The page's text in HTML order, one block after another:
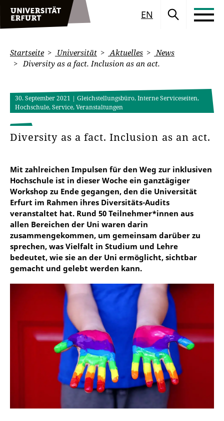
EN
Startseite Universität Aktuelles
News
Diversity as a fact. Inclusion as an act.
30. September 2021 | Gleichstellungsbüro, Interne Serviceseiten,
Hochschule, Service, Veranstaltungen
Diversity as a fact. Inclusion as an act.
Mit zahlreichen Impulsen für den Weg zur inklusiven
Hochschule ist in dieser Woche ein ganztägiger
Workshop zu Ende gegangen, den die Universität
Erfurt im Rahmen ihres Diversitäts-Audits
veranstaltet hat. Rund 50 Teilnehmer*innen aus
allen Bereichen der Uni waren darin
zusammengekommen, um gemeinsam darüber zu
sprechen, was Vielfalt in Studium und Lehre
bedeutet, wie sie an der Uni ermöglicht, sichtbar
gemacht und gelebt werden kann.